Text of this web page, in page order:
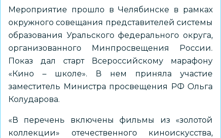
Мероприятие прошло в Челябинске в рамках
окружного совещания представителей системы
образования Уральского федерального округа,
организованного Минпросвещения России.
Показ дал старт Всероссийскому марафону
«Кино – школе». В нем приняла участие
заместитель Министра просвещения РФ Ольга
Колударова.
«В перечень включены фильмы из «золотой
коллекции» отечественного киноискусства,